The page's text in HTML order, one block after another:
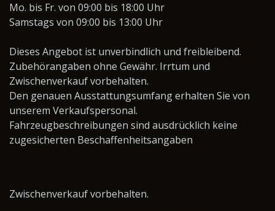
Mo. bis Fr. von 09:00 bis 18:00 Uhr
Samstags von 09:00 bis 13:00 Uhr
Dieses Angebot ist unverbindlich und freibleibend.
Zubehörangaben ohne Gewähr. Irrtum und
Zwischenverkauf vorbehalten.
Den genauen Ausstattungsumfang erhalten Sie von
unserem Verkaufspersonal.
Fahrzeugbeschreibungen sind ausdrücklich keine
zugesicherten Beschaffenheitsangaben
Zwischenverkauf vorbehalten.